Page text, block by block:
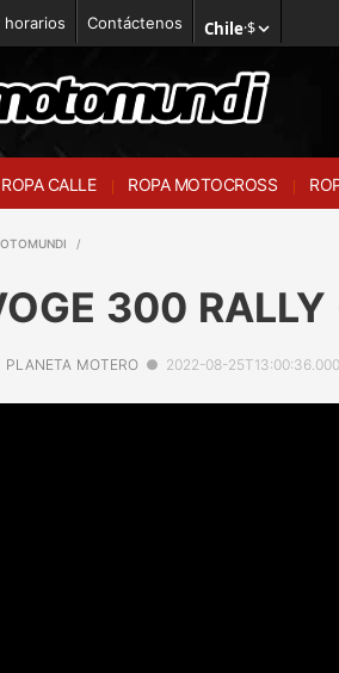
horarios Contáctenos Chile·$
ROPA CALLE ROPA MOTOCROSS
300
PLANETA MOTERO ● 2022-08-